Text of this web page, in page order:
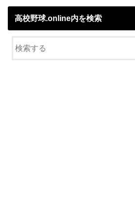
高校野球.online内を検索